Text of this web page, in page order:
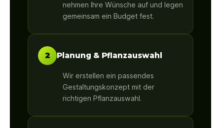
nehmen Ihre Wünsche auf und legen
gemeinsam ein Budget fest.
2 Planung & Pflanzauswahl
Wir erstellen ein passendes
Gestaltungskonzept mit der
richtigen Pflanzauswahl.